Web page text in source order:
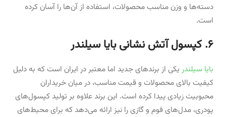
دسته‌ها و وزن مناسب محصولات، استفاده از آن‌ها را آسان کرده
است.
۶. کپسول آتش نشانی بایا سیلندر
بایا سیلندر یکی از برندهای جدید اما معتبر در ایران است که به دلیل
کیفیت بالای محصولات و قیمت مناسب، در میان خریداران
محبوبیت زیادی پیدا کرده است. این برند علاوه بر تولید کپسول‌های
پودری، مدل‌های فوم و گازی را نیز ارائه می‌دهد که برای محیط‌های